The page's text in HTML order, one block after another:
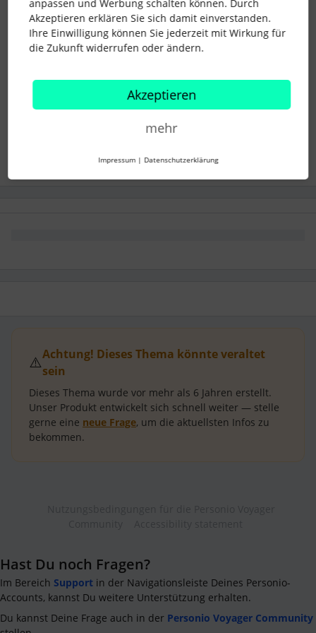
hier:https://www.personio.de/blog/remote-onboarding/
Beste Grüße
onboarding
⚠️Achtung! Dieses Thema könnte veraltet
sein
Dieses Thema wurde vor mehr als 6 Jahren erstellt.
Unser Produkt entwickelt sich schnell weiter — stelle
gerne eine neue Frage, um die aktuellsten Infos zu
bekommen.
Hast Du noch Fragen?
Im Bereich Support in der Navigationsleiste Deines Personio-
Accounts, kannst Du weitere Unterstützung erhalten.
Du kannst Deine Frage auch in der Personio Voyager Community
anpassen und Werbung schalten können. Durch
Akzeptieren erklären Sie sich damit einverstanden.
Ihre Einwilligung können Sie jederzeit mit Wirkung für
die Zukunft widerrufen oder ändern.
Akzeptieren
mehr
Impressum | Datenschutzerklärung